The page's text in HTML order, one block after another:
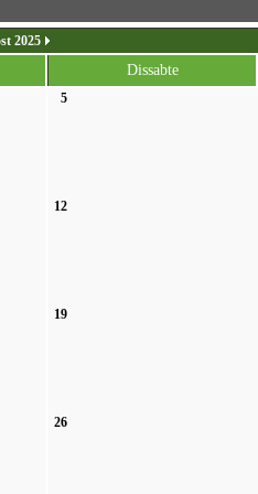
2025
Dissabte
5
12
19
26